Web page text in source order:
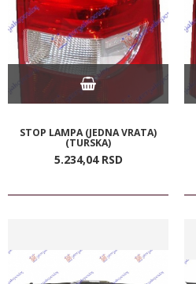
STOP LAMPA (JEDNA VRATA)
(TURSKA)
5.234,04 RSD